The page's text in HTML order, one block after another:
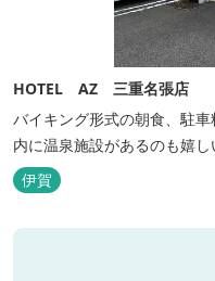
HOTEL AZ 三重名張店
バイキング形式の朝食、駐
内に温泉施設があるのも嬉し
伊賀